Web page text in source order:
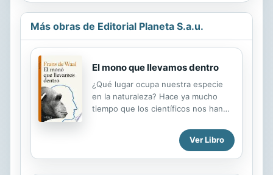
Más obras de Editorial Planeta S.a.u.
El mono que llevamos dentro
¿Qué lugar ocupa nuestra especie
en la naturaleza? Hace ya mucho
tiempo que los científicos nos han
común con los grandes simios y que
por tanto es normal que
compartamos numerosos rasgos, no
Ver Libro